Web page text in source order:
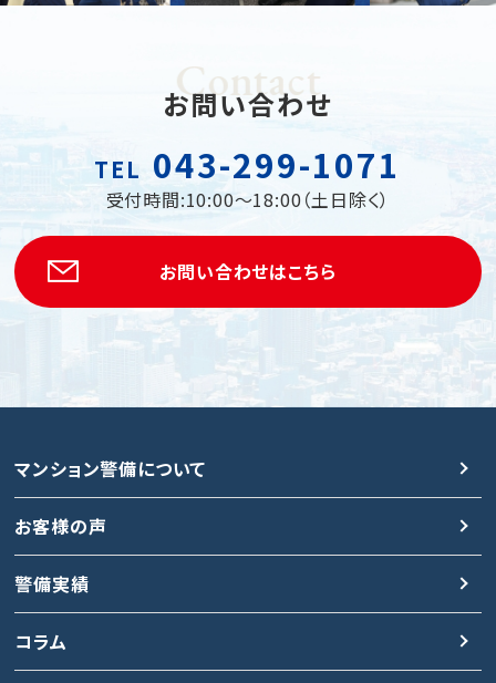
Contact
お問い合わせ
TEL 043-299-1071
受付時間:10:00〜18:00（土日除く）
お問い合わせはこちら
マンション警備について
お客様の声
警備実績
コラム